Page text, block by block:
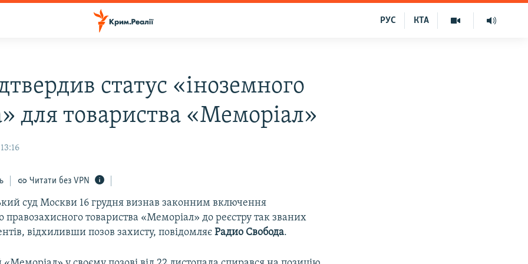
КТА
РУС
статус «іноземного
для товариства «Меморіал»
Читати без VPN
суд Москви 16 грудня визнав законним включення
товариства «Меморіал» до реєстру так званих
відхиливши позов захисту, повідомляє Радио Свобода.